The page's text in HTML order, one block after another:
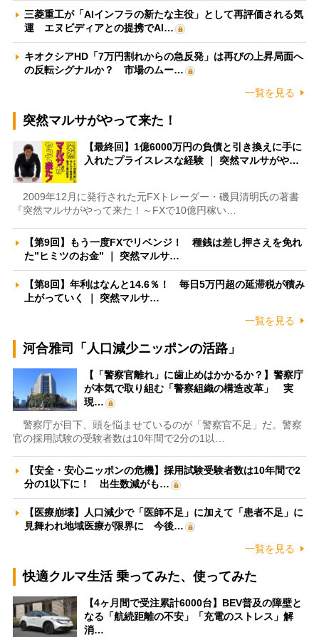
三菱重工が「AIインフラの新たな主役」として再評価される気
運 エヌビディアとの提携でAI…
キオクシアHD「7万円割れからの急反発」は再びの上昇局面へ
の反転シグナルか？ 市場のムー…
一覧を見る
突然マルサがやって来た！
【最終回】1億6000万円の負債と引き換えに手に
入れたプライスレスな経験 ｜ 突然マルサがや…
2009年12月に発行された元FXトレーダー・磯貝清明氏の著書
『突然マルサがやって来た！～FXで10億円稼い…
【第9回】もう一度FXでリベンジ！ 種銭は差し押さえを免れ
た”ヒミツのお金” ｜ 突然マルサ…
【第8回】年利はなんと14.6％！ 毎日5万円超の延滞税が積み
上がっていく ｜ 突然マルサ…
一覧を見る
河合雅司「人口減少ニッポンの活路」
【「警察官離れ」に歯止めはかかるか？】警察庁
が本気で取り組む「警察組織の構造改革」 実
現…
警察庁が目下、頭を悩ませているのが「警察官不足」だ。警察
官の採用試験の受験者数は10年間で2分の1以…
【安全・安心ニッポンの危機】採用試験受験者数は10年間で2
分の1以下に！ 出生数減がも…
【医療崩壊】人口減少で「医師不足」に加えて「患者不足」に
見舞われ地域医療が限界に 今後…
一覧を見る
快適クルマ生活 乗ってみた、使ってみた
【4ヶ月間で受注累計6000台】BEV普及の障壁と
なる「航続距離の不安」「充電のストレス」解
消…